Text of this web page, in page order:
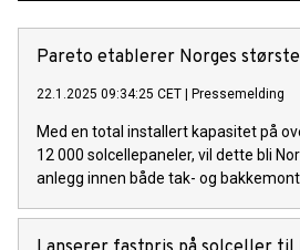
Pareto etablerer Norges
22.1.2025 09:34:25 CET Pressemelding
Med en total installert kapasitet på
12 000 solcellepaneler, vil dette bli
anlegg innen både tak- og